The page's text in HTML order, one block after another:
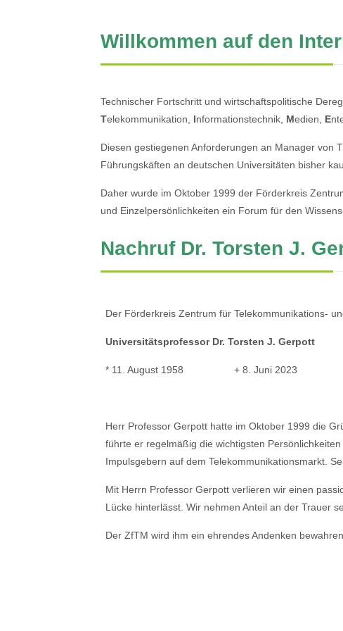
Willkommen auf den
Technischer Fortschritt und wirtschaftspolitische
Telekommunikation, Informationstechnik, Medien, E
Diesen gestiegenen Anforderungen an Manager von
Führungskäften an deutschen Universitäten bisher
Daher wurde im Oktober 1999 der Förderkreis
und Einzelpersönlichkeiten ein Forum für den
Nachruf Dr. Torsten J.
Der Förderkreis Zentrum für Telekommunikations-
Universitätsprofessor Dr. Torsten J. Gerpott
* 11. August 1958 + 8. Juni 2023
Herr Professor Gerpott hatte im Oktober 1999 die
führte er regelmäßig die wichtigsten
Impulsgebern auf dem Telekommunikationsmarkt.
Mit Herrn Professor Gerpott verlieren wir einen
Lücke hinterlässt. Wir nehmen Anteil an der Trauer
Der ZfTM wird ihm ein ehrendes Andenken bewahren.